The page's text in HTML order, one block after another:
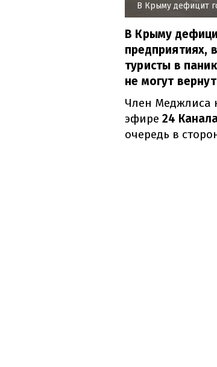
В Крыму дефицит
В Крыму
предприятиях,
туристы в
не могут
Член Меджлиса
эфире 24
очередь в